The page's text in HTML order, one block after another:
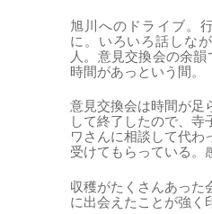
旭川へのドライブ。
に。いろいろ話しな
人。意見交換会の余
時間があっという間。
意見交換会は時間が足
して終了したので、
ワさんに相談して代わ
受けてもらっている。
収穫がたくさんあった
に出会えたことが強く